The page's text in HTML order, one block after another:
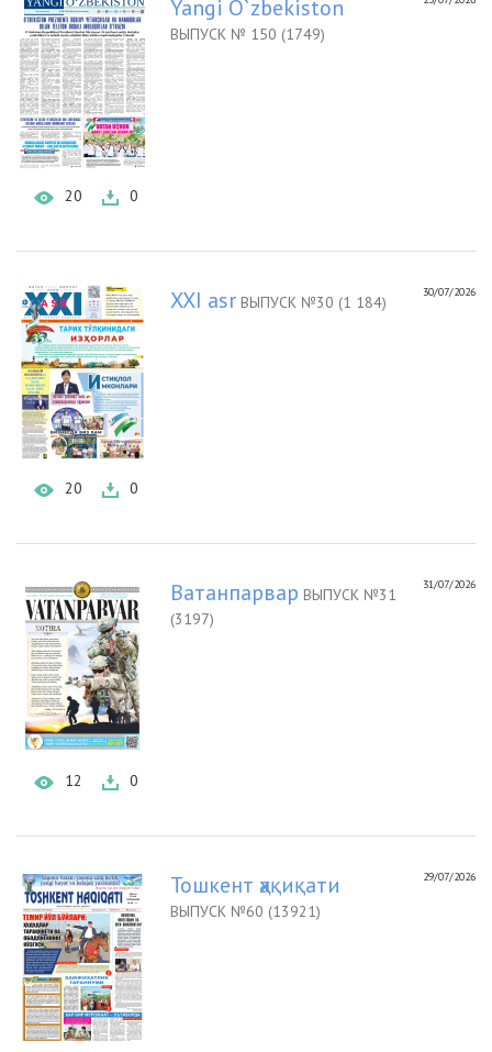
20 0
Yangi O`zbekiston
ВЫПУСК № 150 (1749)
20 0
30/07/2026
XXI asr ВЫПУСК №30 (1 184)
12 0
31/07/2026
Ватанпарвар ВЫПУСК №31
(3197)
29/07/2026
Тошкент ҳақиқати
ВЫПУСК №60 (13921)